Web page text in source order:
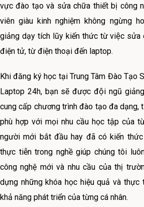
vực đào tạo và sửa chữa thiết bị công
viên giàu kinh nghiệm không ngừng
giảng dạy tích lũy kiến thức từ việc sửa
điện tử, từ điện thoại đến laptop.
Khi đăng ký học tại Trung Tâm Đào Tạo
Laptop 24h, bạn sẽ được đội ngũ
cung cấp chương trình đào tạo đa dạng,
phù hợp với mọi nhu cầu học tập của
người mới bắt đầu hay đã có kiến thức
thực tiễn trong nghề giúp chúng tôi
công nghệ mới và nhu cầu của thị
dựng những khóa học hiệu quả và
khả năng phát triển của từng cá nhân.